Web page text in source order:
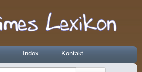
Index Kontakt